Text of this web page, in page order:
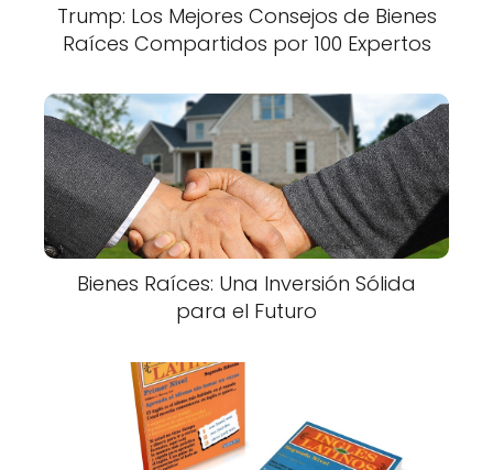
Trump: Los Mejores Consejos de Bienes
Raíces Compartidos por 100 Expertos
Bienes Raíces: Una Inversión Sólida
para el Futuro